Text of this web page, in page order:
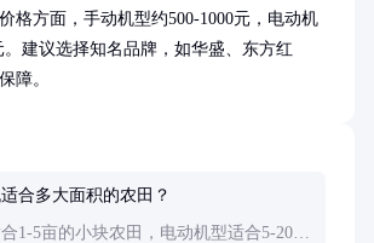
格方面，手动机型约500-1000元，电动机
。建议选择知名品牌，如华盛、东方红
障。
合多大面积的农田？
1-5亩的小块农田，电动机型适合5-20亩